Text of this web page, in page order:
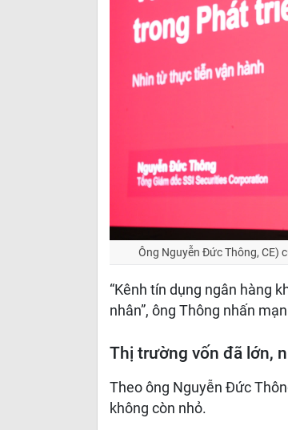
Ông Nguyễn Đức Thông, CE)
“Kênh tín dụng ngân hàng
nhân”, ông Thông nhấn
Thị trường vốn đã lớn,
Theo ông Nguyễn Đức
không còn nhỏ.